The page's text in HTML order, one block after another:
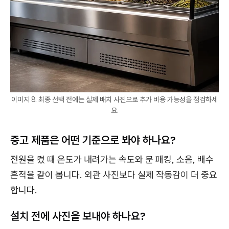
이미지 8. 최종 선택 전에는 실제 배치 사진으로 추가 비용 가능성을 점검하세
요.
중고 제품은 어떤 기준으로 봐야 하나요?
전원을 켰 때 온도가 내려가는 속도와 문 패킹, 소음, 배수
흔적을 같이 봅니다. 외관 사진보다 실제 작동감이 더 중요
합니다.
설치 전에 사진을 보내야 하나요?